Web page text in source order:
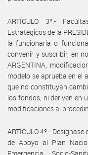
ARTÍCULO 3º.-
Estratégicos de la
la funcionaria o
convenir y suscribir, en
ARGENTINA,
modelo se aprueba en el
que no constituyan
los fondos, ni deriven en
modificaciones al
ARTÍCULO 4º.-
de Apoyo al Plan
Emergencia Socio-